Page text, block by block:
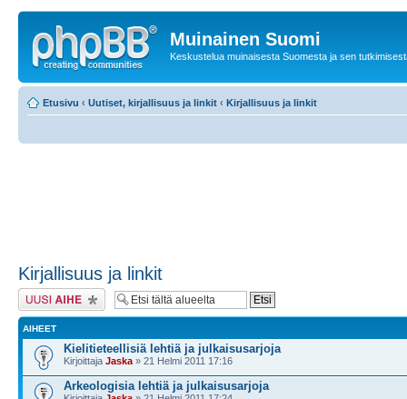
Muinainen Suomi
Keskustelua muinaisesta Suomesta ja sen
Etusivu ‹ Uutiset, kirjallisuus ja linkit ‹ Kirjallisuus ja linkit
Kirjallisuus ja linkit
Lähetä uusi viesti
AIHEET
Kielitieteellisiä lehtiä ja julkaisusarjoja
Kirjoittaja Jaska » 21 Helmi 2011 17:16
Arkeologisia lehtiä ja julkaisusarjoja